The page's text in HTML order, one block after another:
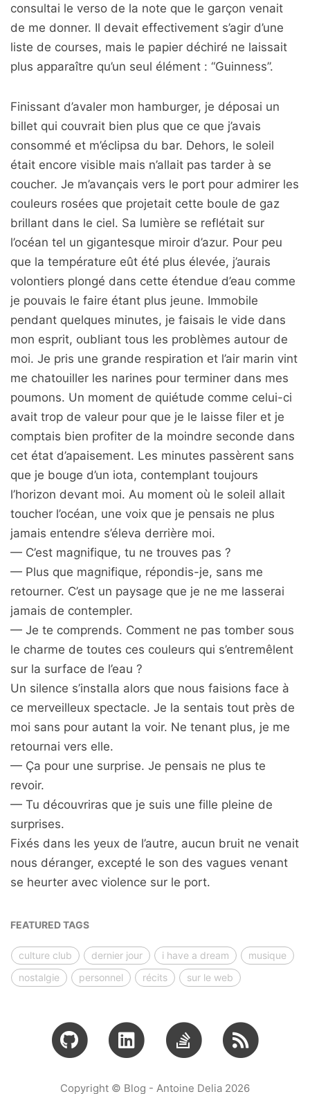
consultai le verso de la note que le garçon venait
de me donner. Il devait effectivement s’agir d’une
liste de courses, mais le papier déchiré ne laissait
plus apparaître qu’un seul élément : “Guinness”.
Finissant d’avaler mon hamburger, je déposai un
billet qui couvrait bien plus que ce que j’avais
consommé et m’éclipsa du bar. Dehors, le soleil
était encore visible mais n’allait pas tarder à se
coucher. Je m’avançais vers le port pour admirer les
couleurs rosées que projetait cette boule de gaz
brillant dans le ciel. Sa lumière se reflétait sur
l’océan tel un gigantesque miroir d’azur. Pour peu
que la température eût été plus élevée, j’aurais
volontiers plongé dans cette étendue d’eau comme
je pouvais le faire étant plus jeune. Immobile
pendant quelques minutes, je faisais le vide dans
mon esprit, oubliant tous les problèmes autour de
moi. Je pris une grande respiration et l’air marin vint
me chatouiller les narines pour terminer dans mes
poumons. Un moment de quiétude comme celui-ci
avait trop de valeur pour que je le laisse filer et je
comptais bien profiter de la moindre seconde dans
cet état d’apaisement. Les minutes passèrent sans
que je bouge d’un iota, contemplant toujours
l’horizon devant moi. Au moment où le soleil allait
toucher l’océan, une voix que je pensais ne plus
jamais entendre s’éleva derrière moi.
— C’est magnifique, tu ne trouves pas ?
— Plus que magnifique, répondis-je, sans me
retourner. C’est un paysage que je ne me lasserai
jamais de contempler.
— Je te comprends. Comment ne pas tomber sous
le charme de toutes ces couleurs qui s’entremêlent
sur la surface de l’eau ?
Un silence s’installa alors que nous faisions face à
ce merveilleux spectacle. Je la sentais tout près de
moi sans pour autant la voir. Ne tenant plus, je me
retournai vers elle.
— Ça pour une surprise. Je pensais ne plus te
revoir.
— Tu découvriras que je suis une fille pleine de
surprises.
Fixés dans les yeux de l’autre, aucun bruit ne venait
nous déranger, excepté le son des vagues venant
se heurter avec violence sur le port.
FEATURED TAGS
culture club dernier jour i have a dream
musique
nostalgie
personnel récits sur le web
Copyright © Blog - Antoine Delia 2026